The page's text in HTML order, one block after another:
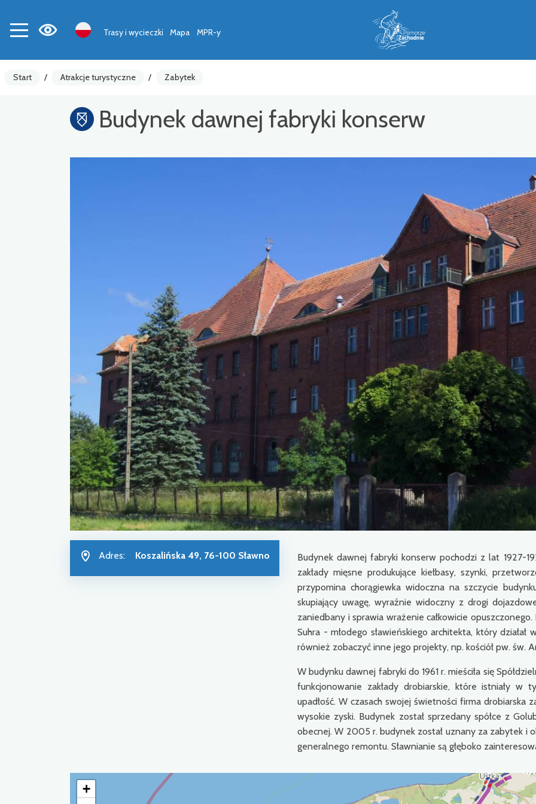
Trasy i wycieczki Mapa MPR-y
Start / Atrakcje turystyczne / Zabytek
Budynek dawnej fabryki konserw
Adres: Koszalińska 49, 76-100 Sławno
Budynek dawnej fabryki konserw pochodzi z lat 1927-
zakłady mięsne produkujące kiełbasy, szynki,
przypomina chorągiewka widoczna na szczycie
skupiający uwagę, wyraźnie widoczny z drogi
zaniedbany i sprawia wrażenie całkowicie
Suhra - młodego sławieńskiego architekta, który
również zobaczyć inne jego projekty, np. kościół pw. św.
W budynku dawnej fabryki do 1961 r. mieściła się
funkcjonowanie zakłady drobiarskie, które istniały w
upadłość. W czasach swojej świetności firma drobiarska
wysokie zyski. Budynek został sprzedany spółce z
obecnej. W 2005 r. budynek został uznany za zabytek i
generalnego remontu. Sławnianie są głęboko
+